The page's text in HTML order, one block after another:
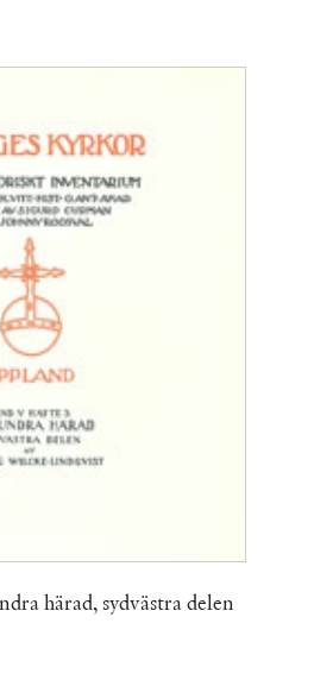
härad, sydvästra delen